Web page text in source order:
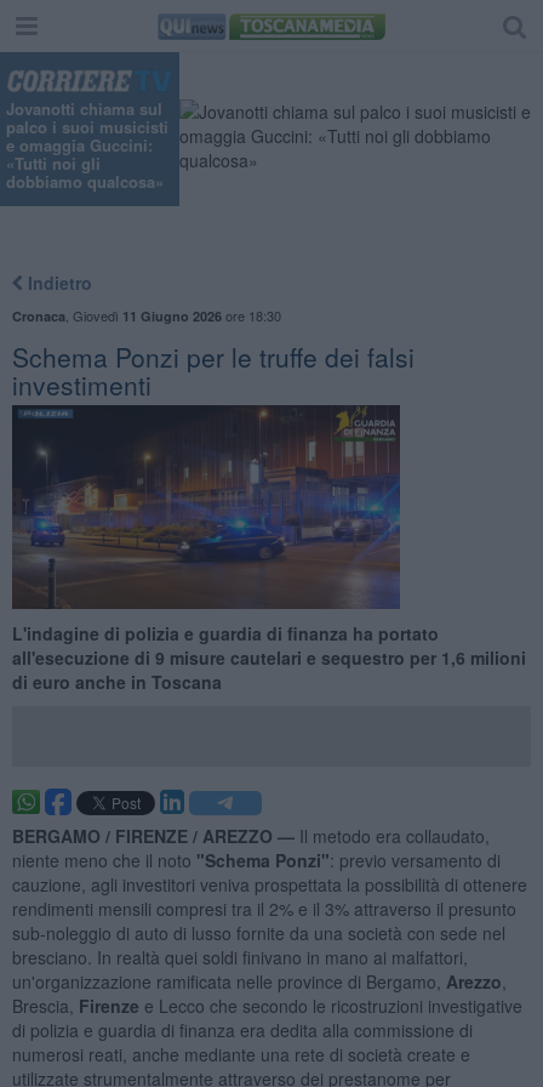
Jovanotti chiama sul
palco i suoi musicisti
e omaggia Guccini:
«Tutti noi gli
dobbiamo qualcosa»
Indietro
Cronaca Giovedì 11 Giugno 2026ore 18:30
Schema Ponzi per le truffe dei falsi
investimenti
L'indagine di polizia e guardia di finanza ha portato
all'esecuzione di 9 misure cautelari e sequestro per 1,6 milioni
di euro anche in Toscana
BERGAMO / FIRENZE / AREZZO — Il metodo era collaudato,
niente meno che il noto "Schema Ponzi": previo versamento di
cauzione, agli investitori veniva prospettata la possibilità di ottenere
rendimenti mensili compresi tra il 2% e il 3% attraverso il presunto
sub-noleggio di auto di lusso fornite da una società con sede nel
bresciano. In realtà quei soldi finivano in mano ai malfattori,
un'organizzazione ramificata nelle province di Bergamo, Arezzo
Brescia, Firenze e Lecco che secondo le ricostruzioni investigative
di polizia e guardia di finanza era dedita alla commissione di
numerosi reati, anche mediante una rete di società create e
utilizzate strumentalmente attraverso dei prestanome per